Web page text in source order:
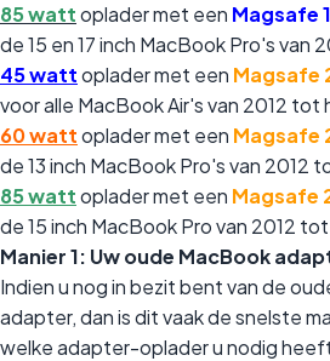
85 wattoplader met een Magsafe
de 15 en 17 inch MacBook Pro's van
45 wattoplader met een Magsafe
voor alle MacBook Air's van 2012 tot
60 wattoplader met een Magsafe
de 13 inch MacBook Pro's van 2012
85 wattoplader met een Magsafe
de 15 inch MacBook Pro van 2012
Manier 1: Uw oude MacBook
Indien u nog in bezit bent van de
adapter, dan is dit vaak de snelste
welke adapter-oplader u nodig